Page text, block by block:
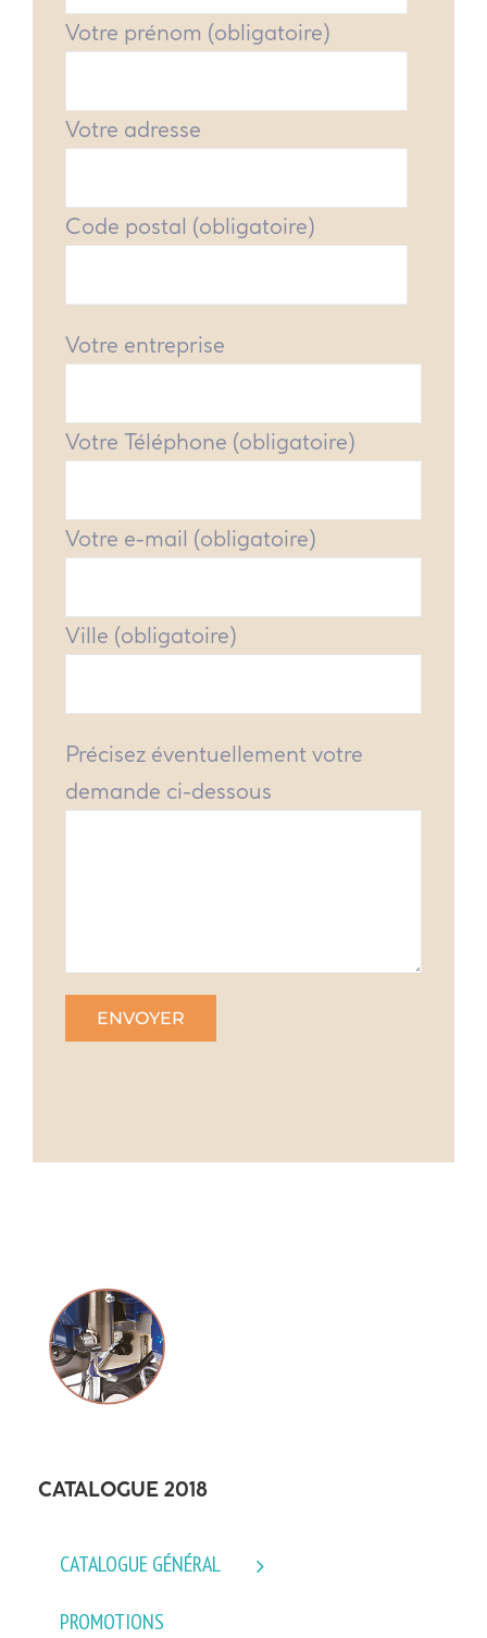
Votre prénom (obligatoire)
Votre adresse
Code postal (obligatoire)
Votre entreprise
Votre Téléphone (obligatoire)
Votre e-mail (obligatoire)
Ville (obligatoire)
Précisez éventuellement votre
demande ci-dessous
CATALOGUE 2018
CATALOGUE GÉNÉRAL
PROMOTIONS